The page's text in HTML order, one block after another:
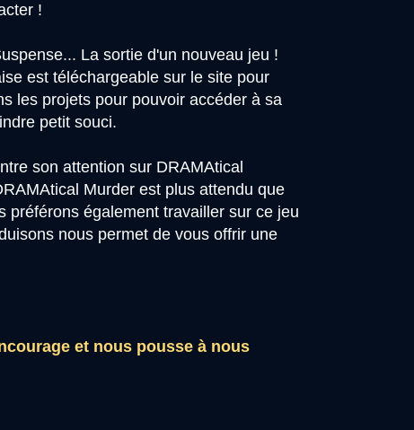
!
La sortie d'un nouveau jeu !
est téléchargeable sur le site pour
les projets pour pouvoir accéder à sa
petit souci.
son attention sur DRAMAtical
Murder est plus attendu que
préférons également travailler sur ce jeu
nous permet de vous offrir une
et nous pousse à nous